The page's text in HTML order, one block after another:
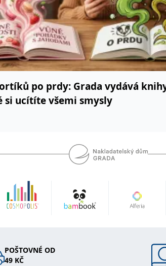
po prdy: Grada vydává
si ucítíte všemi smysly
POŠTOVNÉ OD
49 KČ